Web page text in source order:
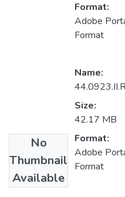
Format:
Adobe
Format
No
Thumbnail
Available
Name:
Size:
42.17 MB
Format:
Adobe
Format